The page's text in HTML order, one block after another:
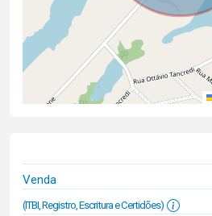
Venda
(ITBI, Registro, Escritura e Certidões)